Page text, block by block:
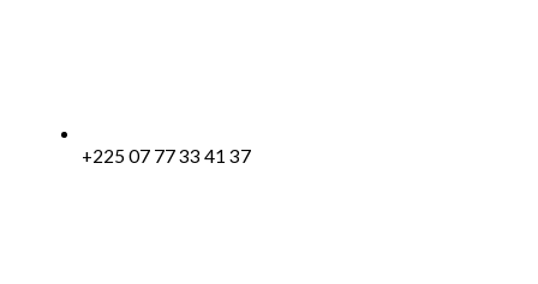
+225 07 77 33 41 37